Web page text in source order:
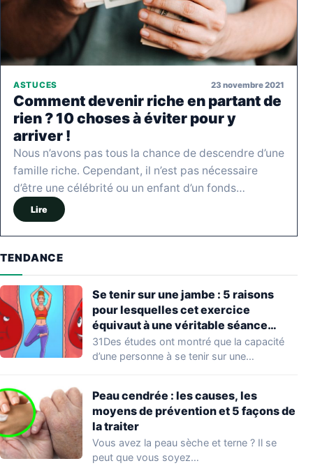
ASTUCES 23 novembre 2021
Comment devenir riche en partant de
rien ? 10 choses à éviter pour y
arriver !
Nous n’avons pas tous la chance de descendre d’une
famille riche. Cependant, il n’est pas nécessaire
d’être une célébrité ou un enfant d’un fonds…
Lire
TENDANCE
Se tenir sur une jambe : 5 raisons
pour lesquelles cet exercice
équivaut à une véritable séance
d’entraînement
31Des études ont montré que la capacité
d’une personne à se tenir sur une…
Peau cendrée : les causes, les
moyens de prévention et 5 façons de
la traiter
Vous avez la peau sèche et terne ? Il se
peut que vous soyez…